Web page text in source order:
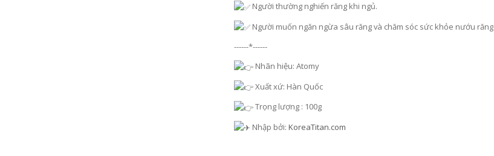
Người thường nghiến răng khi ngủ.
Người muốn ngăn ngừa sâu răng và chăm sóc sức khỏe nướu răng
------*------
Nhãn hiệu: Atomy
Xuất xứ: Hàn Quốc
Trọng lượng : 100g
Nhập bởi: KoreaTitan.com